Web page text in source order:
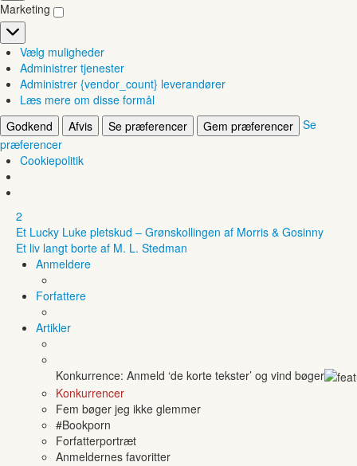
Marketing
Marketing
Vælg muligheder
Administrer tjenester
Administrer {vendor_count} leverandører
Læs mere om disse formål
Godkend
Afvis Se præferencer Gem præferencer Se
præferencer
Cookiepolitik
2
Et Lucky Luke pletskud – Grønskollingen af Morris & Gosinny
Et liv langt borte af M. L. Stedman
Anmeldere
Forfattere
Artikler
Konkurrence: Anmeld ‘de korte tekster’ og vind bøger
Konkurrencer
Fem bøger jeg ikke glemmer
#Bookporn
Forfatterportræt
Anmeldernes favoritter